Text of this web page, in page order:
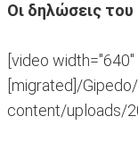
Oι δηλώσεις
[video
[migrated]/
content/uploads/